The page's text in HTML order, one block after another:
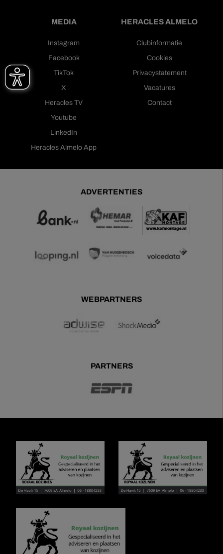
MEDIA
Instagram
Facebook
TikTok
X
Heracles TV
Youtube
LinkedIn
Heracles Almelo App
HERACLES ALMELO
Clubinformatie
Cookies
Privacystatement
Vacatures
Contact
ADVERTENTIES
WEBPARTNERS
PARTNERS